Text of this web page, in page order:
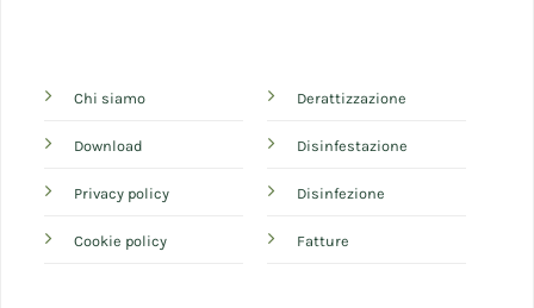
Chi siamo
Download
Privacy policy
Cookie policy
Derattizzazione
Disinfestazione
Disinfezione
Fatture